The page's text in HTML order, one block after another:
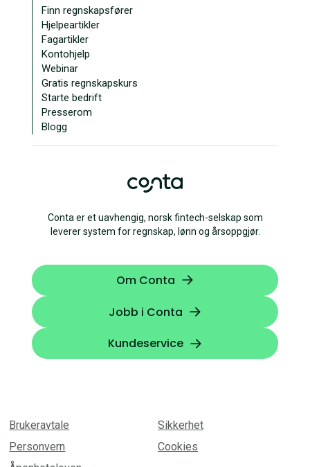
Conta er et uavhengig, norsk fintech-selskap som
leverer system for regnskap, lønn og årsoppgjør.
Om Conta
Jobb i Conta
Kundeservice
Finn regnskapsfører
Hjelpeartikler
Fagartikler
Kontohjelp
Webinar
Gratis regnskapskurs
Starte bedrift
Presserom
Blogg
Brukeravtale
Sikkerhet
Personvern
Cookies